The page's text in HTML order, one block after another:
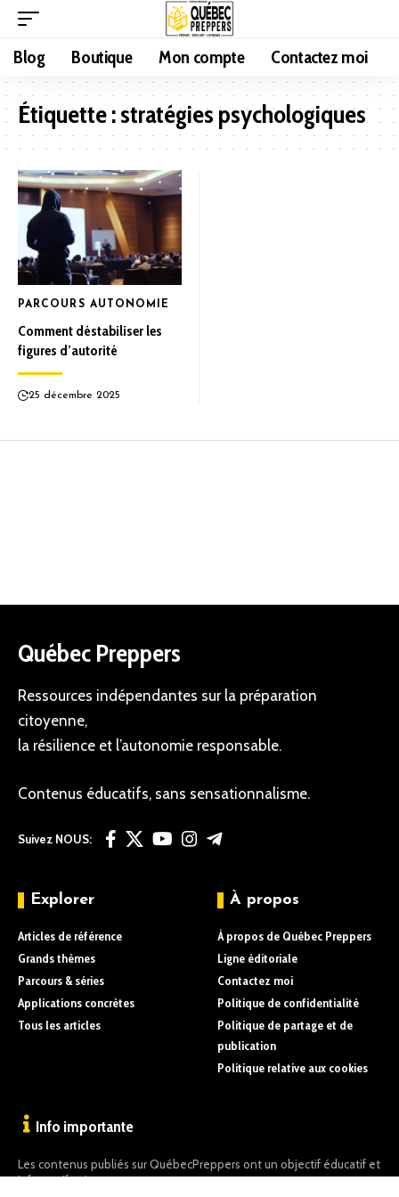
Blog Boutique Mon compte Contactez moi
Étiquette :stratégies psychologiques
PARCOURS AUTONOMIE
Comment déstabiliser les
figures d’autorité
25 décembre 2025
Québec Preppers
Ressources indépendantes sur la préparation
citoyenne,
la résilience et l’autonomie responsable.
Contenus éducatifs, sans sensationnalisme.
Suivez NOUS:
Explorer
Articles de référence
Grands thèmes
Parcours & séries
Applications concrètes
Tous les articles
À propos
À propos de Québec Preppers
Ligne éditoriale
Contactez moi
Politique de confidentialité
Politique de partage et de
publication
Politique relative aux cookies
Info importante
Les contenus publiés sur QuébecPreppers ont un objectif éducatif et
informatif uniquement.